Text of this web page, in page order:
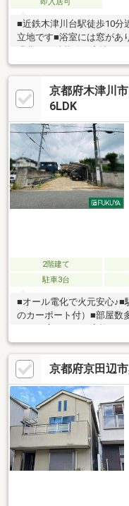
■近鉄木津川台駅徒歩10分
立地です■浴室には窓があ
京都府木津川
6LDK
2階建て
駐車3台
■オール電化で火元安心
のカーポート付）■部屋
りした広さ ご家族それ
グのできるスペースあり■
は車種による※売主契約不
京都府京田辺